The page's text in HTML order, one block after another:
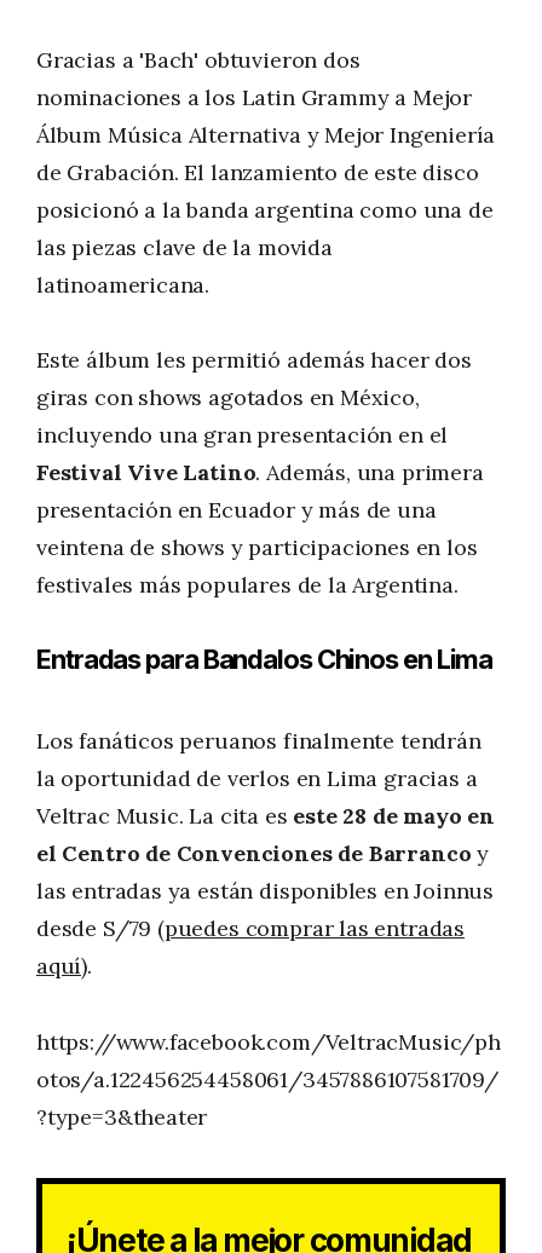
Gracias a 'Bach' obtuvieron dos
nominaciones a los Latin Grammy a Mejor
Álbum Música Alternativa y Mejor Ingeniería
de Grabación. El lanzamiento de este disco
posicionó a la banda argentina como una de
las piezas clave de la movida
latinoamericana.
Este álbum les permitió además hacer dos
giras con shows agotados en México,
incluyendo una gran presentación en el
Festival Vive Latino. Además, una primera
presentación en Ecuador y más de una
veintena de shows y participaciones en los
festivales más populares de la Argentina.
Entradas para Bandalos Chinos en Lima
Los fanáticos peruanos finalmente tendrán
la oportunidad de verlos en Lima gracias a
Veltrac Music. La cita es este 28 de mayo en
el Centro de Convenciones de Barranco y
las entradas ya están disponibles en Joinnus
desde S/79 (puedes comprar las entradas
aquí).
https://www.facebook.com/VeltracMusic/ph
otos/a.122456254458061/3457886107581709/
?type=3&theater
¡Únete a la mejor comunidad